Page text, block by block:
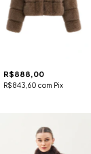
R$888,00
R$843,60 com Pix